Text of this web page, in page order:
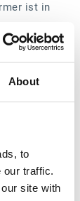
About
to
our traffic.
site with
ist in
an
in Zeit
Obwohl
Standard
vorherigen
auf
seiner